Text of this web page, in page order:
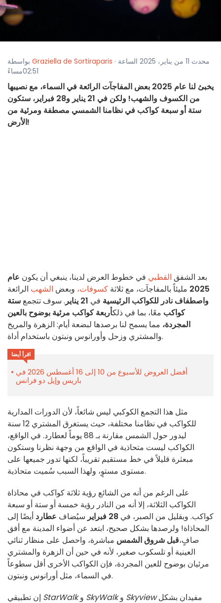
Graziella de Sortiraparis · محدث 11 من يناير، 2025 الساعة
02:51مساءً
يخبئ لنا عام 2025 بعض المفاجآت الرائعة في السماء، مع نصيبها
من الكسوف والشهب! ولكن في 21 يناير و28 فبراير، ستكون
ستة أو سبعة كواكب في نظامنا الشمسي مصطفة ومرئية من
الأرض!
بعد الشفق القطبي في خطوط العرض لدينا، ينبغي أن يكون عام
2025 مليئاً بالمفاجآت، مع ثلاثة كسوفات، وبعض الشهب الرائعة
واصطفاف نادر للكواكب الرئيسية في . سوف تتجمع ستة
كواكب معًا، بما في ذلكأربعة كواكب مرئية بوضوح بالعين
المجردة، مما يسمح لنا برصدها لبضعة أيام: الزهرة والمريخ
والمشتري وزحل وأورانوس ونبتون باستخدام أداة.
اقرأ أيضا
أفضل العروض للأسبوع من 10 إلى 16 أغسطس 2026 في
باريس وإيل دو فرانس
مثل هذا التجمع الكوكبي ليس شائعاً، لأن الدورات المدارية
للكواكب في نظامنا مختلفة، حيث يستغرق المشتري 12 سنة
ليدور حول الشمس مقارنة بـ 88 يوماً لعطارد. في الواقع،
الكواكب ليست متحاذية في الواقع من وجهة نظرنا وستكون
مبعثرة قليلاً في خط مستقيم تقريباً، لكنها تدور جميعها على
مستوى مستوٍ، ولهذا السبب سُميت متحاذية.
على الرغم من أنه من الشائع رؤية ثلاثة كواكب في محاذاة
الكواكب الثلاثة، إلا أنه من النادر رؤية خمسة أو ستة أو سبعة
كواكب. وبقليل من الصبر، في 28 فبراير سيُضاف عطارد أيضًا إلى
المحاذاة! ولرصدها بشكل صحيح، ابتعد عن أضواء المدينة مع أفق
صافٍ،قبل شروق الشمس مباشرة، واحصل على منظار ثنائي
العينية أو تلسكوب صغير، لأنه في حين أن الزهرة والمشتري
مرئيان بوضوح للعين المجردة، فإن الكواكب الأخرى أقل سطوعاً
في السماء، مثل أورانوس ونبتون.
StarWalk SkyWalk Skyviewمفيدان بشكل